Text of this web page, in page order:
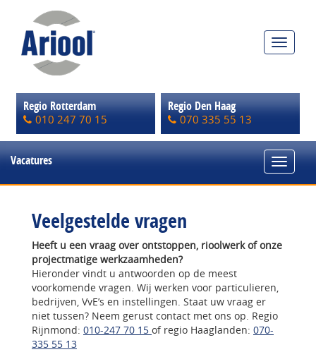
Toggle
Regio Rotterdam
010 247 70 15
Regio Den Haag
070 335 55 13
Vacatures
Toggle
Veelgestelde vragen
Heeft u een vraag over ontstoppen, rioolwerk of onze
projectmatige werkzaamheden?
Hieronder vindt u antwoorden op de meest
voorkomende vragen. Wij werken voor particulieren,
bedrijven, VvE’s en instellingen. Staat uw vraag er
niet tussen? Neem gerust contact met ons op. Regio
Rijnmond: 010-247 70 15 of regio Haaglanden: 070-
335 55 13